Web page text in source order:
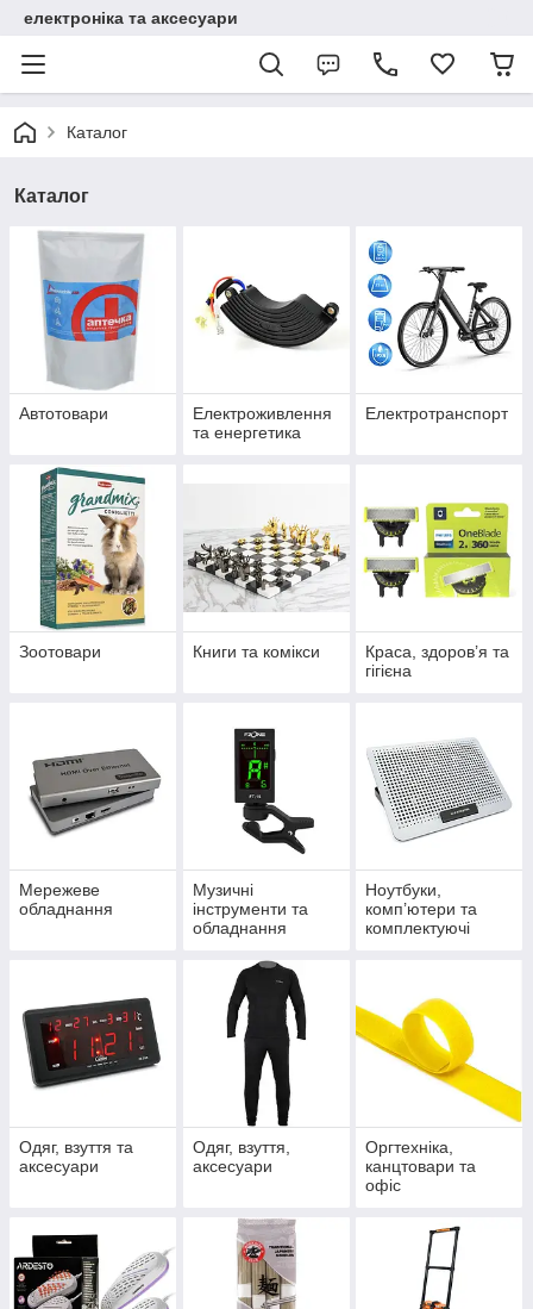
електроніка та аксесуари
Каталог
Каталог
Автотовари
Електроживлення
та енергетика
Електротранспорт
Зоотовари Книги та комікси
Краса, здоров’я та
гігієна
Мережеве
обладнання
Музичні
інструменти та
обладнання
Ноутбуки,
комп’ютери та
комплектуючі
Одяг, взуття та
аксесуари
Одяг, взуття,
аксесуари
Оргтехніка,
канцтовари та
офіс